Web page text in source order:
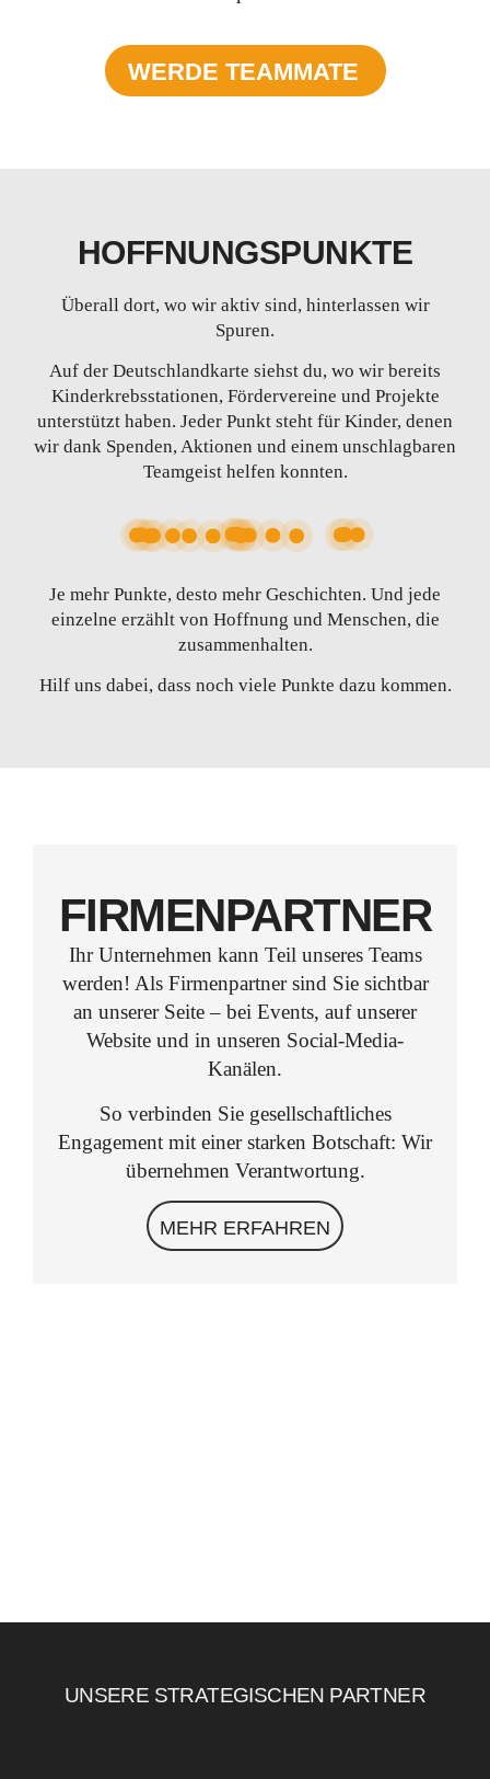
WERDE TEAMMATE
HOFFNUNGSPUNKTE
Überall dort, wo wir aktiv sind, hinterlassen wir
Spuren.
Auf der Deutschlandkarte siehst du, wo wir bereits
Kinderkrebsstationen, Fördervereine und Projekte
unterstützt haben. Jeder Punkt steht für Kinder, denen
wir dank Spenden, Aktionen und einem unschlagbaren
Teamgeist helfen konnten.
Je mehr Punkte, desto mehr Geschichten. Und jede
einzelne erzählt von Hoffnung und Menschen, die
zusammenhalten.
Hilf uns dabei, dass noch viele Punkte dazu kommen.
FIRMENPARTNER
Ihr Unternehmen kann Teil unseres Teams
werden! Als Firmenpartner sind Sie sichtbar
an unserer Seite – bei Events, auf unserer
Website und in unseren Social-Media-
Kanälen.
So verbinden Sie gesellschaftliches
Engagement mit einer starken Botschaft: Wir
übernehmen Verantwortung.
MEHR ERFAHREN
UNSERE STRATEGISCHEN PARTNER